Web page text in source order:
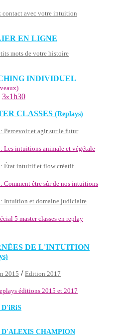
contact avec votre intuition
EN LIGNE
mots de votre histoire
INDIVIDUEL
3x1h30
CLASSES (Replays)
Percevoir et agir sur le futur
Les intuitions animale et végétale
État intuitif et flow créatif
Comment être sûr de nos intuitions
Intuition et domaine judiciaire
5 master classes en replay
DE L'INTUITION
2015 / Edition 2017
éditions 2015 et 2017
D'iRiS
D'ALEXIS CHAMPION